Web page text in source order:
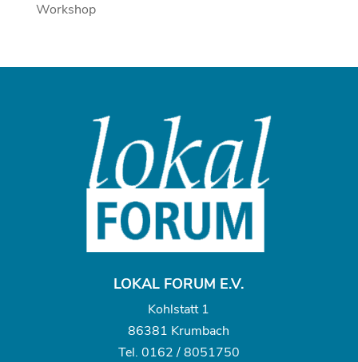
Workshop
LOKAL FORUM E.V.
Kohlstatt 1
86381 Krumbach
Tel. 0162 / 8051750